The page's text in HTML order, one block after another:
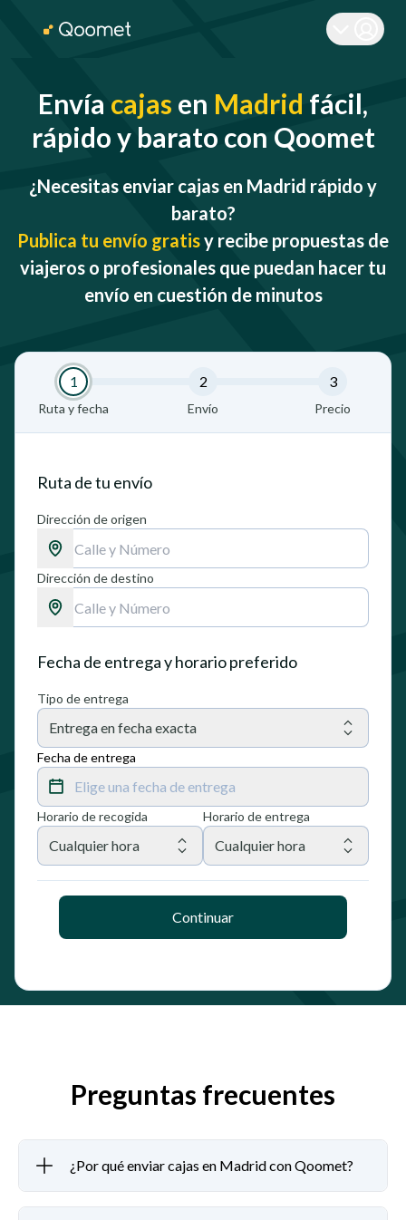
Envía cajas en Madrid fácil,
rápido y barato con Qoomet
¿Necesitas enviar cajas en Madrid rápido y
barato?
Publica tu envío gratisy recibe propuestas de
viajeros o profesionales que puedan hacer tu
envío en cuestión de minutos
1
Ruta y fecha
2
Envío
3
Precio
Ruta de tu envío
Dirección de origen
Dirección de destino
Fecha de entrega y horario preferido
Tipo de entrega
Entrega en fecha exacta
Fecha de entrega
Elige una fecha de entrega
Horario de recogida
Cualquier hora
Horario de entrega
Cualquier hora
Continuar
Preguntas frecuentes
¿Por qué enviar cajas en Madrid con Qoomet?